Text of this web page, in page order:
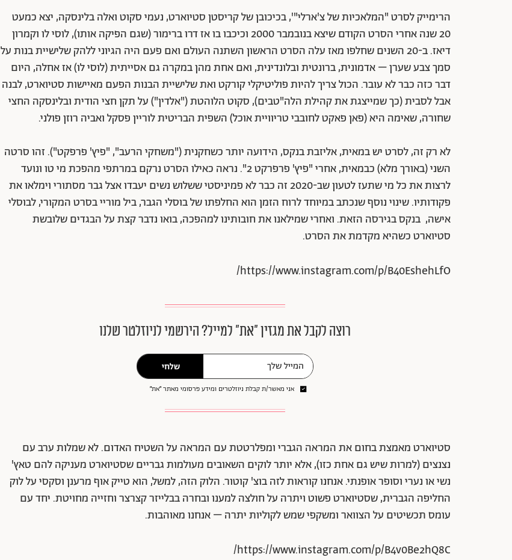
הרימייק לסרט "המלאכיות של צ'ארלי"', בכיכובן של קריסטן סטיוארט, נעמי סקוט ואלה בלינסקה, יצא כמעט
20 שנה אחרי הסרט הקודם שיצא בנובמבר 2000 וכיכבו בו אז דרו ברימור (שגם הפיקה אותו), לוסי לו וקמרון
דיאז. ב-20 השנים שחלפו מאז עלה הסרט הראשון השתנה העולם ואם פעם היה הגיוני ללהק שלישיית בנות על
סמך צבע שערן – אדמונית, ברונטית ובלונדינית, ואם אחת מהן במקרה גם אסייתית (לוסי לו) אז אחלה, היום
דבר כזה כבר לא עובר. הכול צריך להיות פוליטיקלי קורקט ואת שלישיית הבנות הפעם מאיישות סטיוארט, לבנה
אבל לסבית (כך שמייצגת את קהילת הלה"טבים), סקוט הלוהטת ("אלדין") על תקן חצי הודית ובלינסקה החצי
שחורה, שאימה היא (פאן פאקט לחובבי טריוויית אוכל) השפית הבריטית לוריין פסקל ואביה רוזן פולני.
לא רק זה, לסרט יש במאית, אליזבת בנקס, הידועה יותר כשחקנית ("משחקי הרעב", "פיץ' פרפקט"). זהו סרטה
השני (באורך מלא) כבמאית, אחרי "פיץ' פרפרקט 2". נראה כאילו הסרט נרקם במרתפי מהפכת מי טו ונועד
לרצות את כל מי שתעז לטעון שב-2020 זה כבר לא פמיניסטי ששלוש נשים יעבדו אצל גבר מסתורי וימלאו את
פקודותיו. שינוי נוסף שנכתב במיוחד לרוח הזמן הוא החלפתו של בוסלי הגבר, ביל מוריי בסרט המקורי, לבוסלי
אישה, בנקס בגירסה הזאת. ואחרי שמילאנו את חובותינו למהפכה, בואו נדבר קצת על הבגדים שלובשת
סטיוארט כשהיא מקדמת את הסרט.
https://www.instagram.com/p/B40EshehLfO/
רוצה לקבל את מגזין ״את״ למייל? הירשמי לניוזלטר שלנו
שלחי
אני מאשר/ת קבלת ניוזלטרים ומידע פרסומי מאתר ״את״
סטיוארט מאמצת בחום את המראה הגברי ומפלרטטת עם המראה על השטיח האדום. לא שמלות ערב עם
נצנצים (למרות שיש גם אחת כזו), אלא יותר לוקים השאובים מעולמות גבריים שסטיוארט מעניקה להם טאץ'
נשי או נערי וסופר אופנתי. אנחנו קוראות לזה בוצ' קוטור. הלוק הזה, למשל, הוא טייק אוף מרענן וסקסי על לוק
החליפה הגברית, שסטיוארט פשוט ויתרה על חולצה למענו ובחרה בבלייזר קצרצר וחזייה מחויטת. יחד עם
עומס תכשיטים על הצוואר ומשקפי שמש לקוליות יתרה – אנחנו מאוהבות.
https://www.instagram.com/p/B4v0Be2hQ8C/